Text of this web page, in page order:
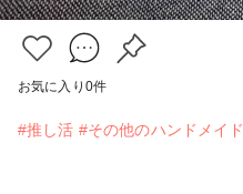
お気に入り 0件
#推し活 #その他のハンドメイド